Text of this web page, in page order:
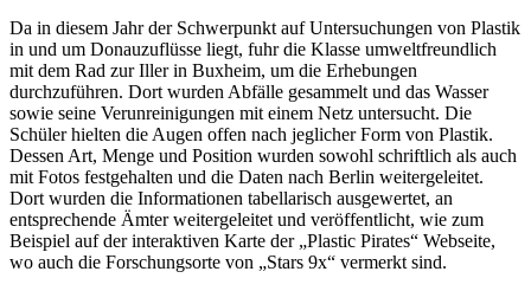
Da in diesem Jahr der Schwerpunkt auf Untersuchungen von Plastik
in und um Donauzuflüsse liegt, fuhr die Klasse umweltfreundlich
mit dem Rad zur Iller in Buxheim, um die Erhebungen
durchzuführen. Dort wurden Abfälle gesammelt und das Wasser
sowie seine Verunreinigungen mit einem Netz untersucht. Die
Schüler hielten die Augen offen nach jeglicher Form von Plastik.
Dessen Art, Menge und Position wurden sowohl schriftlich als auch
mit Fotos festgehalten und die Daten nach Berlin weitergeleitet.
Dort wurden die Informationen tabellarisch ausgewertet, an
entsprechende Ämter weitergeleitet und veröffentlicht, wie zum
Beispiel auf der interaktiven Karte der „Plastic Pirates“ Webseite,
wo auch die Forschungsorte von „Stars 9x“ vermerkt sind.